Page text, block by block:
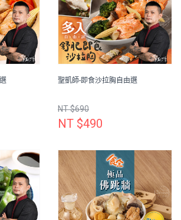
聖凱師-即食沙拉胸自由選
NT $690
NT $490